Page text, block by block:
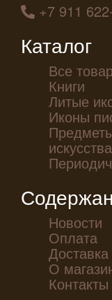
+7 911
Каталог
Все
Книги
Литые
Иконы
искусства
Новости
Оплата
Доставка
О
Контакты